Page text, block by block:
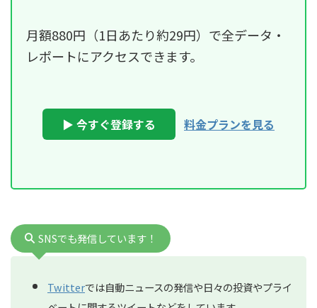
月額880円（1日あたり約29円）で全データ・
レポートにアクセスできます。
▶ 今すぐ登録する 料金プランを見る
SNSでも発信しています！
Twitterでは自動ニュースの発信や日々の投資やプライ